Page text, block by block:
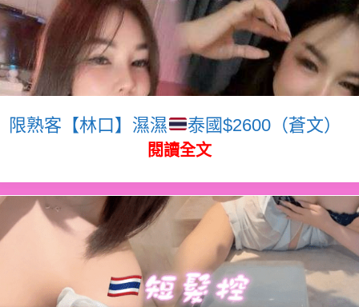
限熟客【林口】濕濕 泰國$2600（蒼文）
閱讀全文